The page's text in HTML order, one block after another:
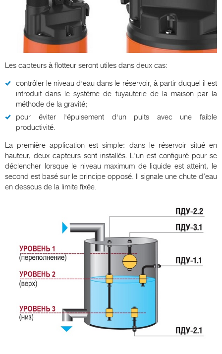
Les capteurs à flotteur seront utiles dans deux cas:
contrôler le niveau d'eau dans le réservoir, à partir duquel il est
introduit dans le système de tuyauterie de la maison par la
méthode de la gravité;
pour éviter l'épuisement d'un puits avec une faible
productivité.
La première application est simple: dans le réservoir situé en
hauteur, deux capteurs sont installés. L'un est configuré pour se
déclencher lorsque le niveau maximum de liquide est atteint, le
second est basé sur le principe opposé. Il signale une chute d’eau
en dessous de la limite fixée.